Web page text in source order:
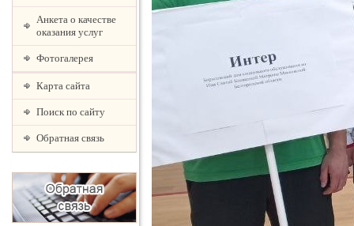
Анкета о качестве
оказания услуг
Фотогалерея
Карта сайта
Поиск по сайту
Обратная связь